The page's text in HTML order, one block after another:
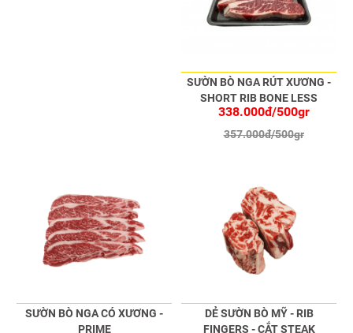
SƯỜN BÒ NGA RÚT XƯƠNG -
SHORT RIB BONE LESS
ANGUS
338.000đ/500gr
357.000đ/500gr
SƯỜN BÒ NGA CÓ XƯƠNG -
PRIME
DẺ SƯỜN BÒ MỸ - RIB
FINGERS - CẮT STEAK